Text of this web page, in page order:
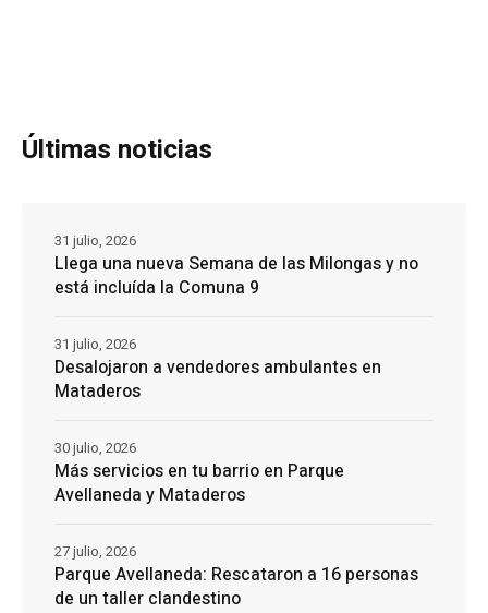
Últimas noticias
Llega una nueva Semana de las Milongas y no
está incluída la Comuna 9
31 julio, 2026
Desalojaron a vendedores ambulantes en
Mataderos
31 julio, 2026
Más servicios en tu barrio en Parque
Avellaneda y Mataderos
30 julio, 2026
Parque Avellaneda: Rescataron a 16 personas
de un taller clandestino
27 julio, 2026